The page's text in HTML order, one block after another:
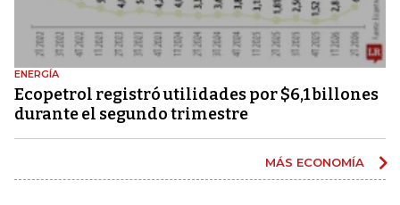
ENERGÍA
Ecopetrol registró utilidades por $6,1 billones
durante el segundo trimestre
MÁS ECONOMÍA